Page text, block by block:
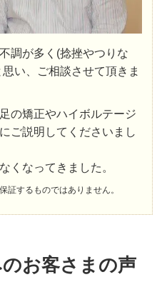
調が多く(捻挫やつりな
い、ご相談させて頂きま
の矯正やハイボルテージ
ご説明してくださいまし
くなってきました。
するものではありません。
お客さまの声